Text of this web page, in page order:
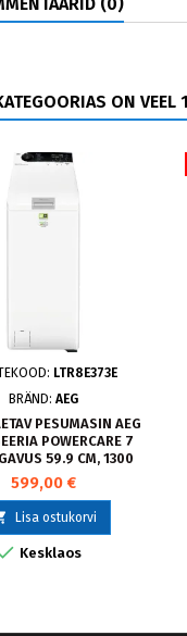
(0)
ON VEEL
LTR8E373E
BRÄND: AEG
PESUMASIN AEG
POWERCARE 7
59.9 CM, 1300
P/MIN
599,00 €
Lisa ostukorvi
Kesklaos